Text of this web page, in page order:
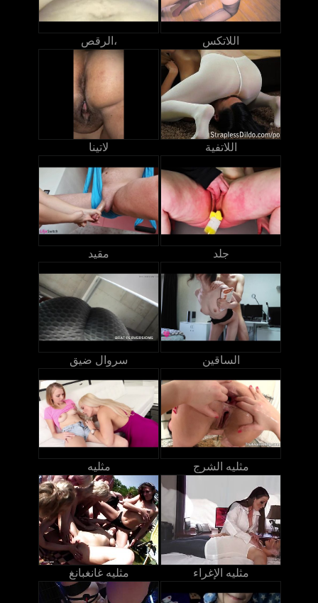
الرقص، اللاتكس
لاتينا اللاتفية
مقيد جلد
سروال ضيق الساقين
مثليه مثليه الشرج
مثليه غانغبانغ مثليه الإغراء